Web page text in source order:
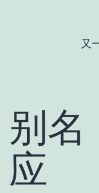
又
别名
应